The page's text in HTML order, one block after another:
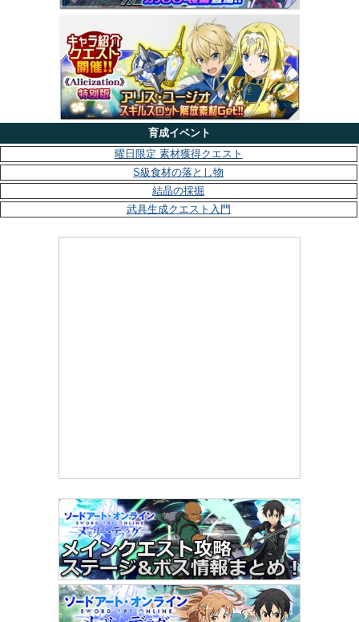
育成イベント
曜日限定 素材獲得クエスト
S級食材の落とし物
結晶の採掘
武具生成クエスト入門